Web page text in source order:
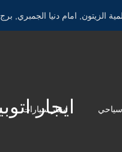
الزيتون, امام دنيا الجمبري,
ايجار سيارات
ايجار اتوبيس